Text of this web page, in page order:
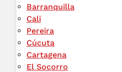
Barranquilla
Cali
Pereira
Cúcuta
Cartagena
El Socorro